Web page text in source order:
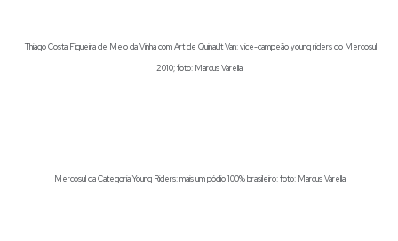
Thiago Costa Figueira de Melo da Vinha com Art de Quinault Van: vice-campeão young riders do Mercosul
2010; foto: Marcus Varella
Mercosul da Categoria Young Riders: mais um pódio 100% brasileiro: foto: Marcus Varella